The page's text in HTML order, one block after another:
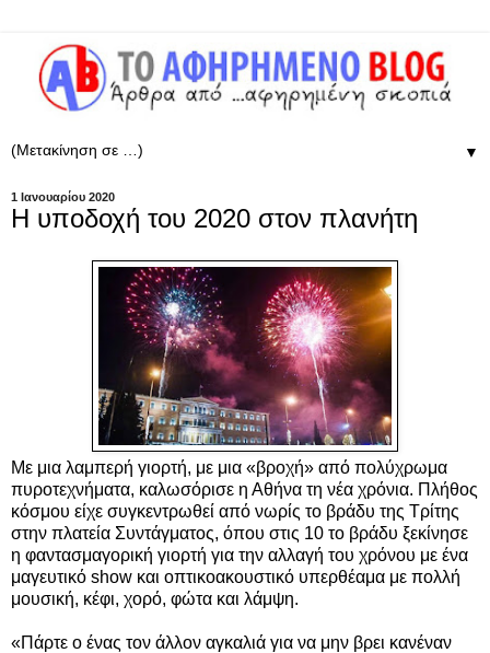
▼
1 Ιανουαρίου 2020
Η υποδοχή του 2020 στον πλανήτη
Με μια λαμπερή γιορτή, με μια «βροχή» από πολύχρωμα
πυροτεχνήματα, καλωσόρισε η Αθήνα τη νέα χρόνια. Πλήθος
κόσμου είχε συγκεντρωθεί από νωρίς το βράδυ της Τρίτης
στην πλατεία Συντάγματος, όπου στις 10 το βράδυ ξεκίνησε
η φαντασμαγορική γιορτή για την αλλαγή του χρόνου με ένα
μαγευτικό show και οπτικοακουστικό υπερθέαμα με πολλή
μουσική, κέφι, χορό, φώτα και λάμψη.
«Πάρτε ο ένας τον άλλον αγκαλιά για να μην βρει κανέναν